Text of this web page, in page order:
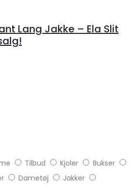
Lang Jakke – Ela Slit
Tilbud Kjoler
Bukser
Dametøj
Jakker